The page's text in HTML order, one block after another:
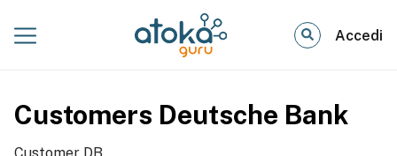
Accedi
Customers Deutsche Bank